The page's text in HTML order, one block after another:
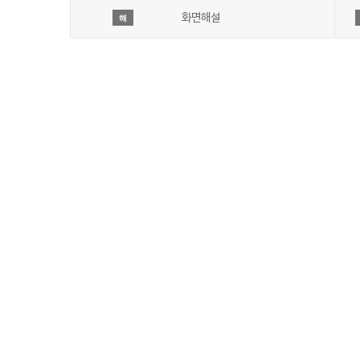
해 화면해설